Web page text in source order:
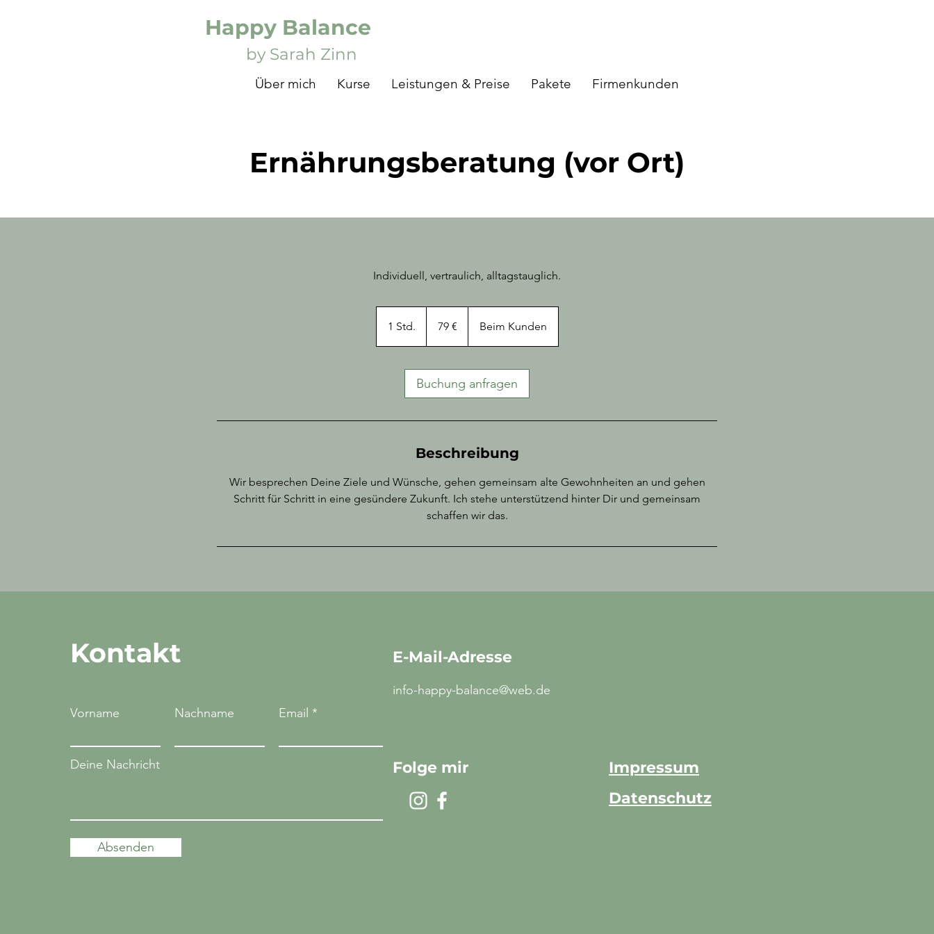
Happy Balance
by Sarah Zinn
Über mich Kurse Leistungen & Preise Pakete Firmenkunden
Ernährungsberatung (vor Ort)
Individuell, vertraulich, alltagstauglich.
1 Std.
S
d
79 € Beim Kunden
Buchung anfragen
Beschreibung
Wir besprechen Deine Ziele und Wünsche, gehen gemeinsam alte Gewohnheiten an und gehen
Schritt für Schritt in eine gesündere Zukunft. Ich stehe unterstützend hinter Dir und gemeinsam
Kontakt
Vorname Nachname Email
Deine Nachricht
Absenden
E-Mail-Adresse
info-happy-balance@web.de
Folge mir
Impressum
Datenschutz